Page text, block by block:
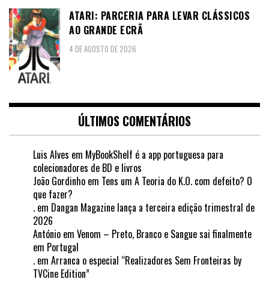
ATARI: PARCERIA PARA LEVAR CLÁSSICOS
AO GRANDE ECRÃ
4 DE AGOSTO DE 2026
ÚLTIMOS COMENTÁRIOS
Luis Alves em MyBookShelf é a app portuguesa para
colecionadores de BD e livros
João Gordinho em Tens um A Teoria do K.O. com defeito? O
que fazer?
. em Dangan Magazine lança a terceira edição trimestral de
2026
António em Venom – Preto, Branco e Sangue sai finalmente
em Portugal
. em Arranca o especial “Realizadores Sem Fronteiras by
TVCine Edition”